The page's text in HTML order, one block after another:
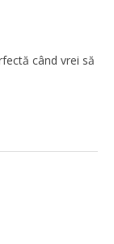
când vrei să